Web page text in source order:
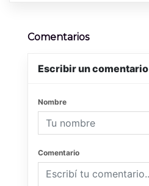
Comentarios
Escribir un comentario
Nombre
Comentario